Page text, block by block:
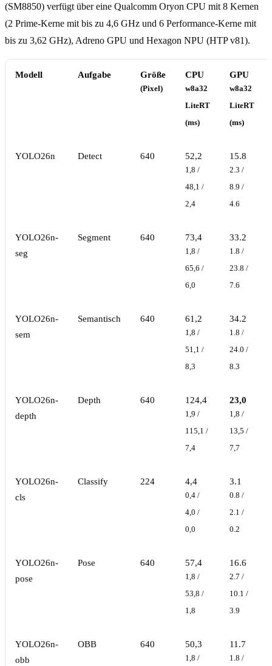
(SM8850) verfügt über eine Qualcomm Oryon CPU mit 8 Kernen
(2 Prime-Kerne mit bis zu 4,6 GHz und 6 Performance-Kerne mit
bis zu 3,62 GHz), Adreno GPU und Hexagon NPU (HTP v81).
Modell Aufgabe Größe
(Pixel)
CPU
w8a32
LiteRT
(ms)
GPU
w8a32
LiteRT
(ms)
YOLO26n Detect 640 52,2
1,8 /
48,1 /
2,4
15.8
2.3 /
8.9 /
4.6
YOLO26n-
seg
Segment 640 73,4
1,8 /
65,6 /
6,0
33.2
1.8 /
23.8 /
7.6
YOLO26n-
sem
Semantisch 640 61,2
1,8 /
51,1 /
8,3
34.2
1.8 /
24.0 /
8.3
YOLO26n-
depth
Depth 640 124,4
1,9 /
115,1 /
7,4
23,0
1,8 /
13,5 /
7,7
YOLO26n-
cls
Classify 224 4,4
0,4 /
4,0 /
0,0
3.1
0.8 /
2.1 /
0.2
YOLO26n-
pose
Pose 640 57,4
1,8 /
53,8 /
1,8
16.6
2.7 /
10.1 /
3.9
YOLO26n-
obb
OBB 640 50,3
1,8 /
11.7
1.8 /